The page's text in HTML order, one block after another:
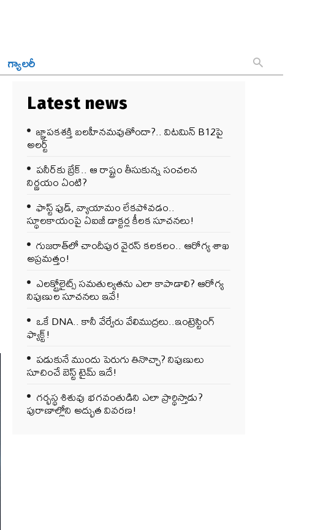
గ్యాలరీ
Latest news
జ్ఞాపకశక్తి బలహీనమవుతోందా?.. విటమిన్ B12పై
అలర్ట్
పనీర్‌కు బ్రేక్.. ఆ రాష్ట్రం తీసుకున్న సంచలన
నిర్ణయం ఏంటి?
ఫాస్ట్ ఫుడ్, వ్యాయామం లేకపోవడం..
స్థూలకాయంపై ఏఐజీ డాక్టర్ల కీలక సూచనలు!
గుజరాత్‌లో చాందీపుర వైరస్ కలకలం.. ఆరోగ్య శాఖ
అప్రమత్తం!
ఎలక్ట్రోలైట్స్ సమతుల్యతను ఎలా కాపాడాలి? ఆరోగ్య
నిపుణుల సూచనలు ఇవే!
ఒకే DNA.. కానీ వేర్వేరు వేలిముద్రలు..ఇంట్రెస్టింగ్
ఫ్యాక్ట్!
పడుకునే ముందు పెరుగు తినొచ్చా? నిపుణులు
సూచించే బెస్ట్ టైమ్ ఇదే!
గర్భస్థ శిశువు భగవంతుడిని ఎలా ప్రార్థిస్తాడు?
పురాణాల్లోని అద్భుత వివరణ!